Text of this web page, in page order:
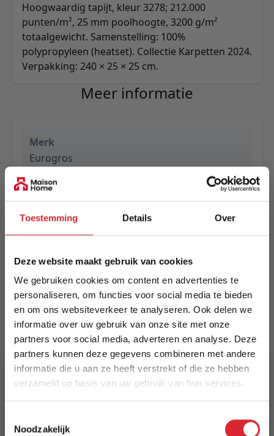
Toestemming Details Over
Deze website maakt gebruik van cookies
We gebruiken cookies om content en advertenties te
personaliseren, om functies voor social media te bieden
en om ons websiteverkeer te analyseren. Ook delen we
informatie over uw gebruik van onze site met onze
partners voor social media, adverteren en analyse. Deze
partners kunnen deze gegevens combineren met andere
informatie die u aan ze heeft verstrekt of die ze hebben
verzameld op basis van uw gebruik van hun services.
Noodzakelijk
Hoogwaardig tapijt, kleur 3278; 212.000
punten/m², 25 mm poolhoogte, 3200 g/m²
totaalgewicht. Samenstelling: 100%
polypropyleen (heatset). Collectie Karpetten 2024.
Verpakking: 240 × 25 × 25 cm.
Meer informatie
Merk
Eurogros
EAN
5414452097603
Prijs
Levertijd
Informeer naar de actuele levertijd
Kleur
3278
Maat
240 x 340 cm